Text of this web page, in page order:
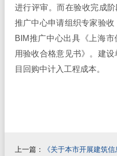
进行评审。而在验收完成
推广中心申请组织专家验
BIM推广中心出具《上海
用验收合格意见书》。建
目回购中计入工程成本。
上一篇：
《关于本市开展建筑